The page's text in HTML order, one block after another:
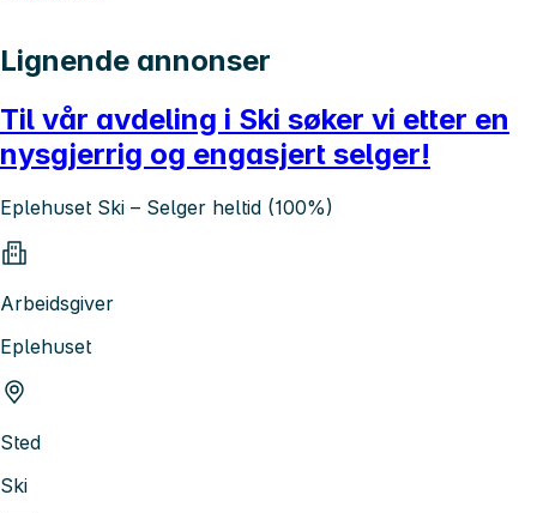
Lignende annonser
Til vår avdeling i Ski søker vi etter en
nysgjerrig og engasjert selger!
Eplehuset Ski – Selger heltid (100%)
Arbeidsgiver
Eplehuset
Sted
Ski